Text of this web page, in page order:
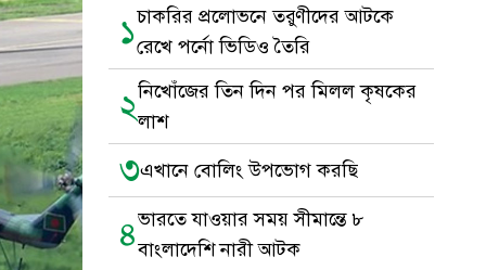
১চাকরির প্রলোভনে তরুণীদের আটকে
রেখে পর্নো ভিডিও তৈরি
২নিখোঁজের তিন দিন পর মিলল কৃষকের
লাশ
৩এখানে বোলিং উপভোগ করছি
৪ভারতে যাওয়ার সময় সীমান্তে ৮
বাংলাদেশি নারী আটক